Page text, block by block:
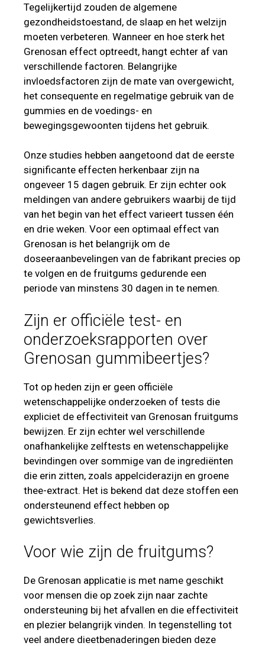
Tegelijkertijd zouden de algemene
gezondheidstoestand, de slaap en het welzijn
moeten verbeteren. Wanneer en hoe sterk het
Grenosan effect optreedt, hangt echter af van
verschillende factoren. Belangrijke
invloedsfactoren zijn de mate van overgewicht,
het consequente en regelmatige gebruik van de
gummies en de voedings- en
bewegingsgewoonten tijdens het gebruik.
Onze studies hebben aangetoond dat de eerste
significante effecten herkenbaar zijn na
ongeveer 15 dagen gebruik. Er zijn echter ook
meldingen van andere gebruikers waarbij de tijd
van het begin van het effect varieert tussen één
en drie weken. Voor een optimaal effect van
Grenosan is het belangrijk om de
doseeraanbevelingen van de fabrikant precies op
te volgen en de fruitgums gedurende een
periode van minstens 30 dagen in te nemen.
Zijn er officiële test- en
onderzoeksrapporten over
Grenosan gummibeertjes?
Tot op heden zijn er geen officiële
wetenschappelijke onderzoeken of tests die
expliciet de effectiviteit van Grenosan fruitgums
bewijzen. Er zijn echter wel verschillende
onafhankelijke zelftests en wetenschappelijke
bevindingen over sommige van de ingrediënten
die erin zitten, zoals appelciderazijn en groene
thee-extract. Het is bekend dat deze stoffen een
ondersteunend effect hebben op
gewichtsverlies.
Voor wie zijn de fruitgums?
De Grenosan applicatie is met name geschikt
voor mensen die op zoek zijn naar zachte
ondersteuning bij het afvallen en die effectiviteit
en plezier belangrijk vinden. In tegenstelling tot
veel andere dieetbenaderingen bieden deze